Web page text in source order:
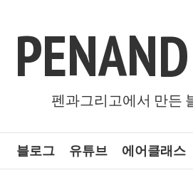
펜과그리고에서 만든
블로그 유튜브 에어클래스